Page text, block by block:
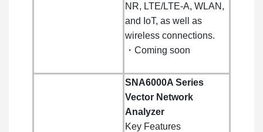
NR, LTE/LTE-A, WLAN,
and IoT, as well as
wireless connections.
・Coming soon
SNA6000A Series
Vector Network
Analyzer
Key Features